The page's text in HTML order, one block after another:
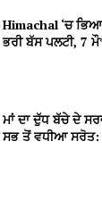
Himachal ‘ਚ
ਭਰੀ ਬੱਸ ਪਲਟੀ, 7
ਮਾਂ ਦਾ ਦੁੱਧ ਬੱਚੇ ਦੇ
ਸਭ ਤੋਂ ਵਧੀਆ ਸਰੋਤ: